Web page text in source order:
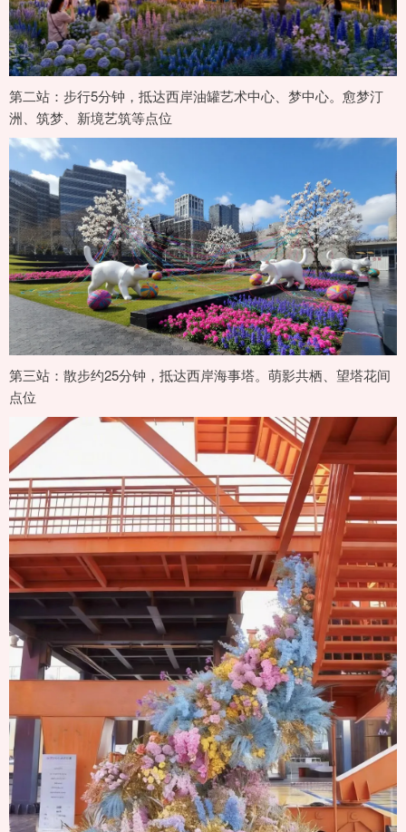
第二站：步行5分钟，抵达西岸油罐艺术中心、梦中心。愈梦汀
洲、筑梦、新境艺筑等点位
第三站：散步约25分钟，抵达西岸海事塔。萌影共栖、望塔花间
点位